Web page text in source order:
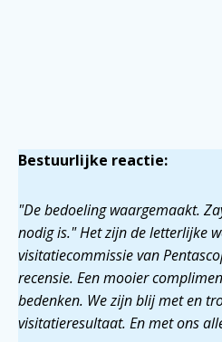
Bestuurlijke reactie:
"De bedoeling waargemaakt.
nodig is." Het zijn de letterlijke
visitatiecommissie van
recensie. Een mooier
bedenken. We zijn blij met en
visitatieresultaat. En met ons